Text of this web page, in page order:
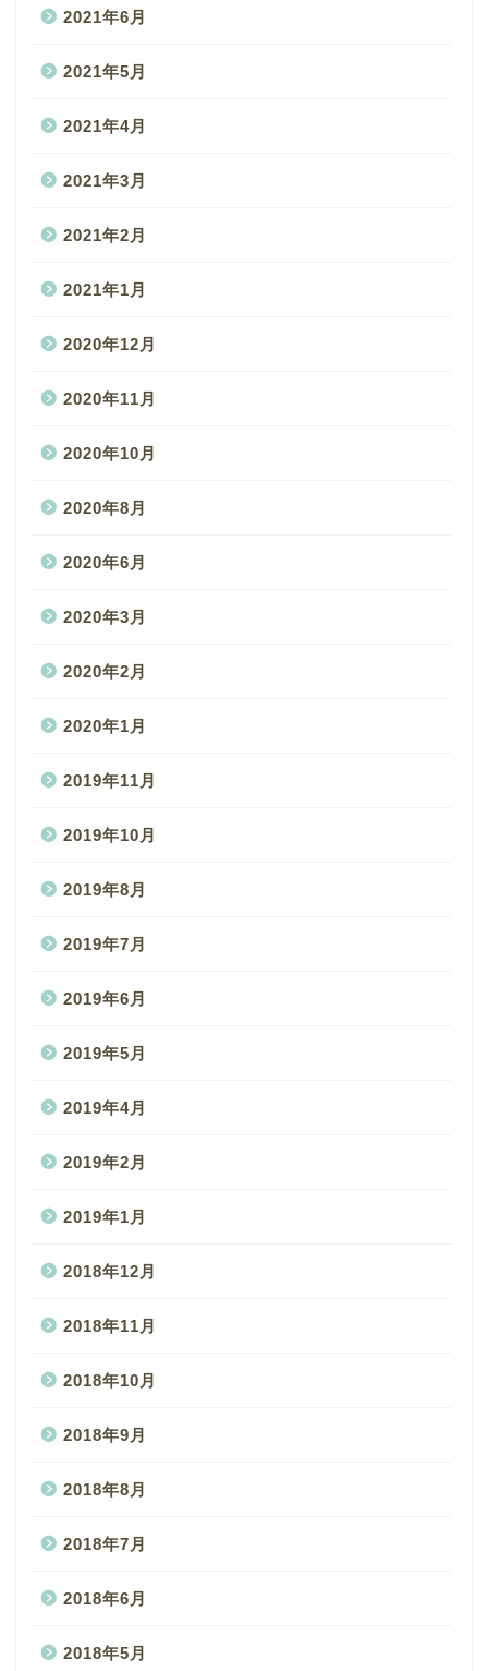
2021年6月
2021年5月
2021年4月
2021年3月
2021年2月
2021年1月
2020年12月
2020年11月
2020年10月
2020年8月
2020年6月
2020年3月
2020年2月
2020年1月
2019年11月
2019年10月
2019年8月
2019年7月
2019年6月
2019年5月
2019年4月
2019年2月
2019年1月
2018年12月
2018年11月
2018年10月
2018年9月
2018年8月
2018年7月
2018年6月
2018年5月